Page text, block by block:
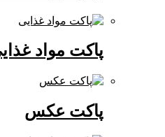
پاکت مواد غذایی
پاکت عکس